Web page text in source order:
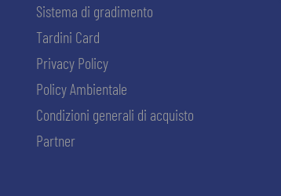
Sistema di gradimento
Tardini Card
Privacy Policy
Policy Ambientale
Condizioni generali di acquisto
Partner